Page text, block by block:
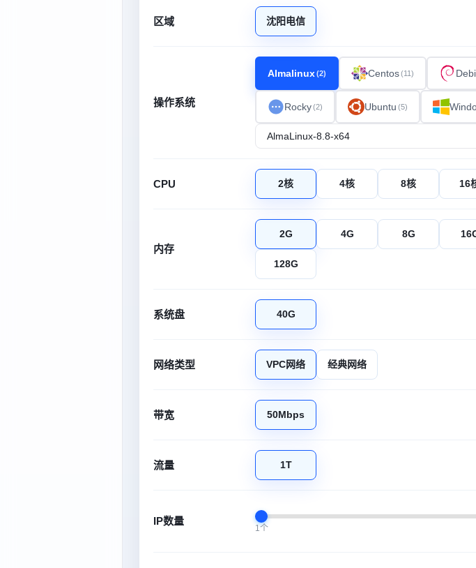
区域 沈阳电信
操作系统
Almalinux(2) Centos(11)
Rocky(2) Ubuntu (5)
CPU 2核 4核 8核 16
内存
2G 4G 8G
128G
系统盘 40G
网络类型 VPC网络 经典网络
带宽 50Mbps
流量 1T
IP数量
1个